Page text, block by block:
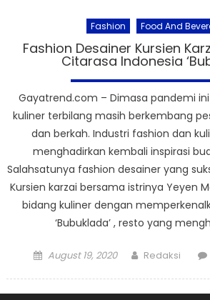
Fashion Food And
Fashion Desainer Kursien
Citarasa Indonesia
Gayatrend.com – Dimasa pandemi
kuliner terbilang masih berkembang
dan berkah. Industri fashion dan
menghadirkan kembali inspirasi
Salahsatunya fashion desainer yang
Kursien karzai bersama istrinya Yeyen
bidang kuliner dengan
‘Bubuklada’ , resto yang
Posted
August 19, 2020 Author
Redaksi